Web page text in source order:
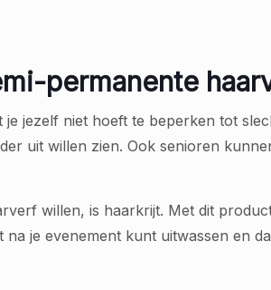
permanente
jezelf niet hoeft te beperken tot
uit willen zien. Ook senioren
willen, is haarkrijt. Met dit
je evenement kunt uitwassen en